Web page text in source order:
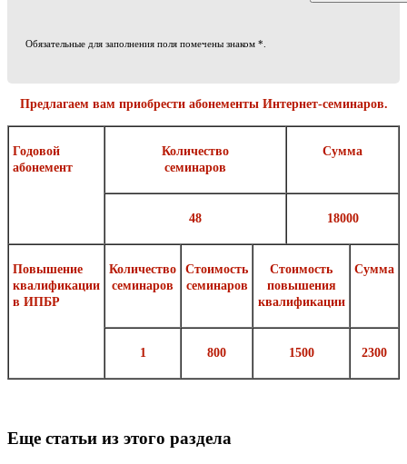
Обязательные для заполнения поля помечены знаком *.
Предлагаем вам приобрести абонементы Интернет-семинаров.
Годовой
абонемент
Количество
семинаров
Сумма
48 18000
Повышение
квалификации
в ИПБР
Количество
семинаров
Стоимость
семинаров
Стоимость
повышения
квалификации
Сумма
1 800 1500 2300
Еще статьи из этого раздела